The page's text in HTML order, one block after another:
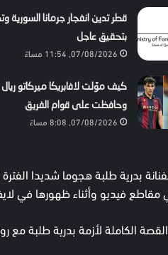
قطر تدين انفجار جرمانا السورية
بتحقيق عاجل
07/08/2026, 11:54 مساءً
كيف موّلت لافابريكا ميركاتو
وحافظت على قوام الفريق
07/08/2026, 8:08 مساءً
بدرية طلبة هجوما شديدا
مقاطع فيديو وأثناء ظهورها في
الكاملة لأزمة بدرية طلبة مع